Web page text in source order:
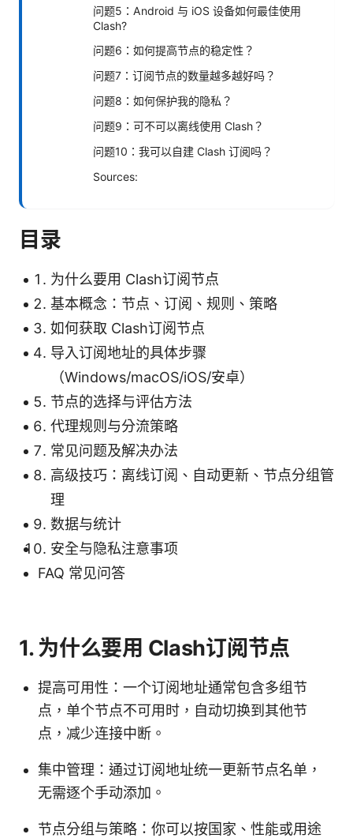
问题5：Android 与 iOS 设备如何最佳使用
Clash?
问题6：如何提高节点的稳定性？
问题7：订阅节点的数量越多越好吗？
问题8：如何保护我的隐私？
问题9：可不可以离线使用 Clash？
问题10：我可以自建 Clash 订阅吗？
Sources:
目录
为什么要用 Clash订阅节点
基本概念：节点、订阅、规则、策略
如何获取 Clash订阅节点
导入订阅地址的具体步骤
（Windows/macOS/iOS/安卓）
节点的选择与评估方法
代理规则与分流策略
常见问题及解决办法
高级技巧：离线订阅、自动更新、节点分组管
理
数据与统计
安全与隐私注意事项
FAQ 常见问答
1. 为什么要用 Clash订阅节点
提高可用性：一个订阅地址通常包含多组节
点，单个节点不可用时，自动切换到其他节
点，减少连接中断。
集中管理：通过订阅地址统一更新节点名单，
无需逐个手动添加。
节点分组与策略：你可以按国家、性能或用途